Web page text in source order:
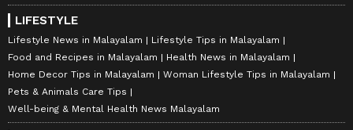
LIFESTYLE
Lifestyle News in Malayalam
Lifestyle Tips in Malayalam
Food and Recipes in Malayalam
Health News in Malayalam
Home Decor Tips in Malayalam
Woman Lifestyle Tips in Malayalam
Pets & Animals Care Tips
Well-being & Mental Health News Malayalam